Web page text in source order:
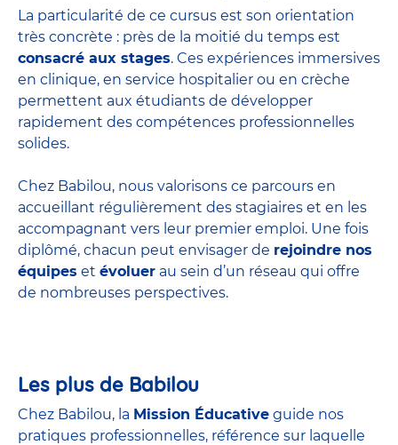
La particularité de ce cursus est son orientation
très concrète : près de la moitié du temps est
consacré aux stages. Ces expériences immersives
en clinique, en service hospitalier ou en crèche
permettent aux étudiants de développer
rapidement des compétences professionnelles
solides.
Chez Babilou, nous valorisons ce parcours en
accueillant régulièrement des stagiaires et en les
accompagnant vers leur premier emploi. Une fois
diplômé, chacun peut envisager de rejoindre nos
équipes et évoluer au sein d’un réseau qui offre
de nombreuses perspectives.
Les plus de Babilou
Chez Babilou, la Mission Éducative guide nos
pratiques professionnelles, référence sur laquelle